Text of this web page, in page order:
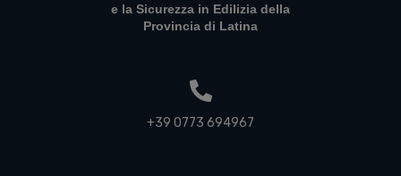
e la Sicurezza in Edilizia della
Provincia di Latina
+39 0773 694967